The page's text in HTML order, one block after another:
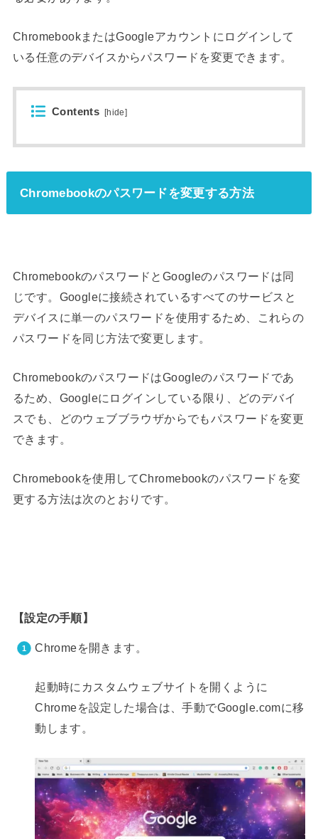
ChromebookまたはGoogleアカウント にログインして
いる任意のデバイスからパスワードを変更できます。
Contents [hide]
Chromebookのパスワードを変更する方法
ChromebookのパスワードとGoogleのパスワードは同
じです。Googleに接続されているすべてのサービスと
デバイスに単一のパスワードを使用するため、これらの
パスワードを同じ方法で変更します。
ChromebookのパスワードはGoogleのパスワードであ
るため、Googleにログインしている限り、どのデバイ
スでも、どのウェブブラウザからでもパスワードを変更
できます。
Chromebookを使用してChromebookのパスワードを変
更する方法は次のとおりです。
【設定の手順】
Chromeを開きます。
起動時にカスタムウェブサイトを開くように
Chromeを設定した場合は、手動でGoogle.comに移
動します。